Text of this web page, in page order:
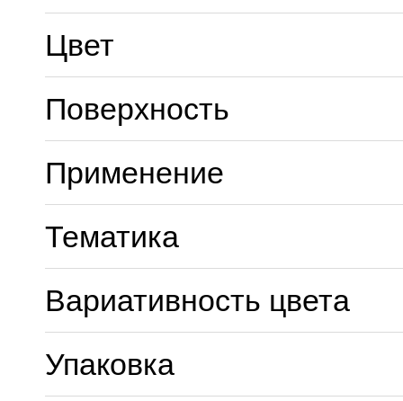
Цвет
Поверхность
Применение
Тематика
Вариативность цвета
Упаковка